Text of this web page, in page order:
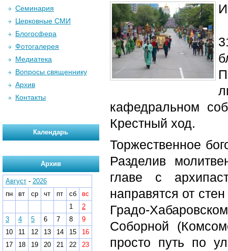
кафедральном
Крестный ход.
Торжественное
Разделив
главе с
направятся от
Градо-
Соборной
просто путь по
Семинария
Церковные СМИ
Блогосфера
Фотогалерея
Медиатека
Вопросы священнику
Архив
Контакты
Календарь
Архив
Август - 2026
пн
вт ср чт пт сб
вс
1
2
3
4 5 6 7 8
9
10
11 12 13 14 15
16
17
18 19 20 21 22
23